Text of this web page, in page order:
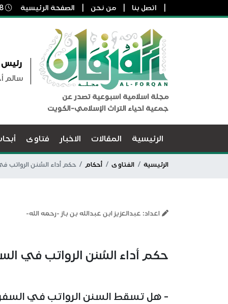
اتصل بنا من نحن الصفحة الرئيسية
مجلة اسلامية اسبوعية تصدر عن
جمعية احياء التراث الإسلامي-الكويت
رئيس
سالم
الرئيسية المقالات الاخبار فتاوى
الرئيسية الفتاوى أحكام حكم أداء السُنن الرواتب
اعداد: عبدالعزيز ابن عبدالله بن باز -رحمه الله-
حكم أداء السُنن الرواتب في
- هل تسقط السنن الرواتب في